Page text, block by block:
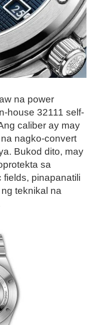
na power
house 32111 self-
caliber ay may
nagko-convert
Bukod dito, may
sa
fields, pinapanatili
teknikal na